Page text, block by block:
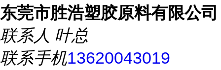
东莞市胜浩塑胶原料有限公司
联系人 叶总
联系手机13620043019